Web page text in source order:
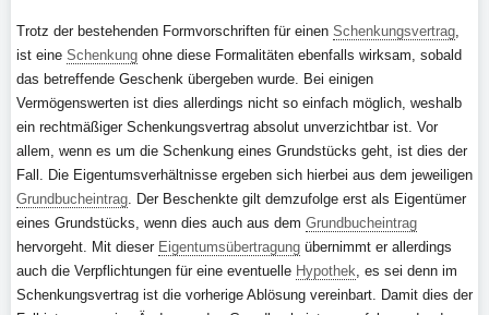
Trotz der bestehenden Formvorschriften für einen Schenkungsvertrag,
ist eine Schenkung ohne diese Formalitäten ebenfalls wirksam, sobald
das betreffende Geschenk übergeben wurde. Bei einigen
Vermögenswerten ist dies allerdings nicht so einfach möglich, weshalb
ein rechtmäßiger Schenkungsvertrag absolut unverzichtbar ist. Vor
allem, wenn es um die Schenkung eines Grundstücks geht, ist dies der
Fall. Die Eigentumsverhältnisse ergeben sich hierbei aus dem jeweiligen
Grundbucheintrag. Der Beschenkte gilt demzufolge erst als Eigentümer
eines Grundstücks, wenn dies auch aus dem Grundbucheintrag
hervorgeht. Mit dieser Eigentumsübertragung übernimmt er allerdings
auch die Verpflichtungen für eine eventuelle Hypothek, es sei denn im
Schenkungsvertrag ist die vorherige Ablösung vereinbart. Damit dies der